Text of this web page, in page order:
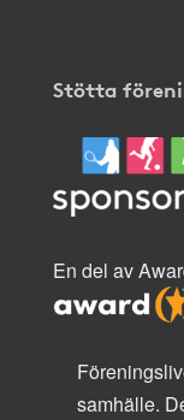
Stötta
En del av
samhälle.